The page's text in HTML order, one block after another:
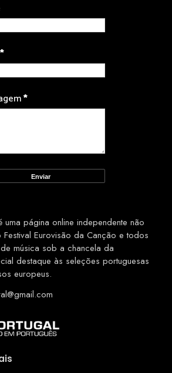
*
*
uma página online independente não
Eurovisão da Canção e todos
música sob a chancela da
destaque às seleções portuguesas
europeus.